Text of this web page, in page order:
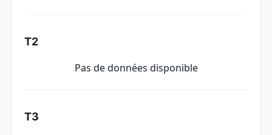
T2
Pas de données disponible
T3